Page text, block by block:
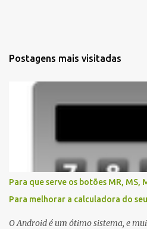
Postagens mais visitadas
Para que serve os botões MR, MS,
Para melhorar a calculadora do
O Android é um ótimo sistema, e